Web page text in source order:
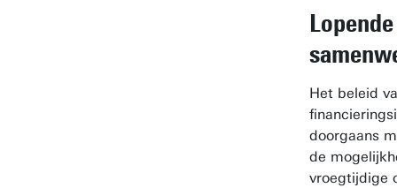
Lopende
Het beleid
doorgaans
de
vroegtijdige